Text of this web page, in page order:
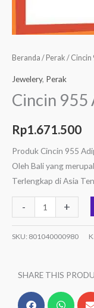
Beranda / Perak / Cincin
Jewelery, Perak
Cincin 955
Rp1.671.500
Produk Cincin 955
Oleh Bali yang
Terlengkap di Asia
- +
SKU: 801040000980
SHARE THIS